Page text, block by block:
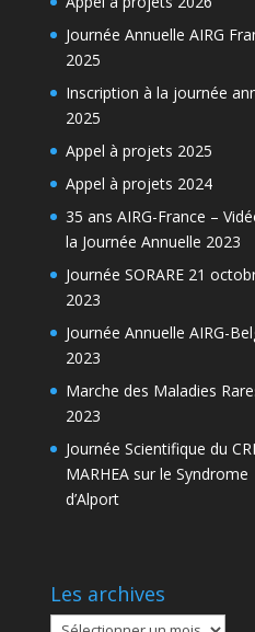
Journée Annuelle AIRG
2025
Inscription à la journée
2025
Appel à projets 2025
Appel à projets 2024
35 ans AIRG-France –
la Journée Annuelle 2023
Journée SORARE 21
2023
Journée Annuelle AIRG-
2023
Marche des Maladies
2023
Journée Scientifique du
MARHEA sur le Syndrome
d’Alport
Les archives
Les